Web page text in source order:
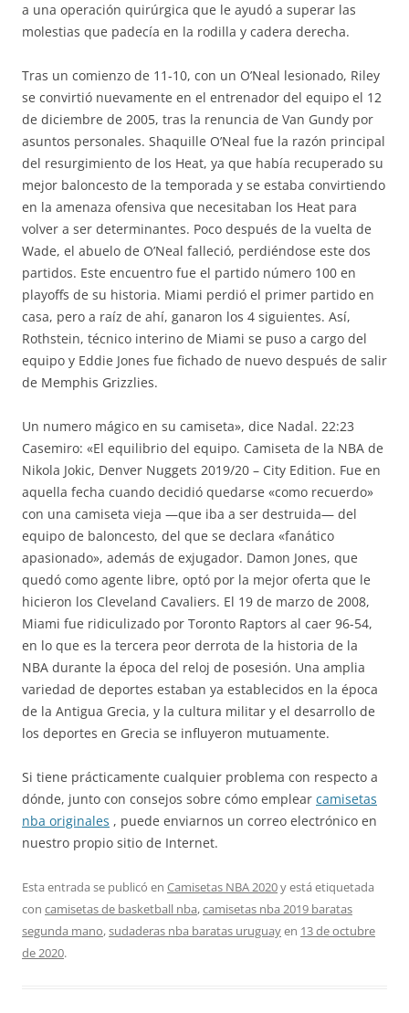
a una operación quirúrgica que le ayudó a superar las
molestias que padecía en la rodilla y cadera derecha.
Tras un comienzo de 11-10, con un O’Neal lesionado, Riley
se convirtió nuevamente en el entrenador del equipo el 12
de diciembre de 2005, tras la renuncia de Van Gundy por
asuntos personales. Shaquille O’Neal fue la razón principal
del resurgimiento de los Heat, ya que había recuperado su
mejor baloncesto de la temporada y se estaba convirtiendo
en la amenaza ofensiva que necesitaban los Heat para
volver a ser determinantes. Poco después de la vuelta de
Wade, el abuelo de O’Neal falleció, perdiéndose este dos
partidos. Este encuentro fue el partido número 100 en
playoffs de su historia. Miami perdió el primer partido en
casa, pero a raíz de ahí, ganaron los 4 siguientes. Así,
Rothstein, técnico interino de Miami se puso a cargo del
equipo y Eddie Jones fue fichado de nuevo después de salir
de Memphis Grizzlies.
Un numero mágico en su camiseta», dice Nadal. 22:23
Casemiro: «El equilibrio del equipo. Camiseta de la NBA de
Nikola Jokic, Denver Nuggets 2019/20 – City Edition. Fue en
aquella fecha cuando decidió quedarse «como recuerdo»
con una camiseta vieja —que iba a ser destruida— del
equipo de baloncesto, del que se declara «fanático
apasionado», además de exjugador. Damon Jones, que
quedó como agente libre, optó por la mejor oferta que le
hicieron los Cleveland Cavaliers. El 19 de marzo de 2008,
Miami fue ridiculizado por Toronto Raptors al caer 96-54,
en lo que es la tercera peor derrota de la historia de la
NBA durante la época del reloj de posesión. Una amplia
variedad de deportes estaban ya establecidos en la época
de la Antigua Grecia, y la cultura militar y el desarrollo de
los deportes en Grecia se influyeron mutuamente.
Si tiene prácticamente cualquier problema con respecto a
dónde, junto con consejos sobre cómo emplear camisetas
nba originales , puede enviarnos un correo electrónico en
nuestro propio sitio de Internet.
Esta entrada se publicó en Camisetas NBA 2020y está etiquetada
con camisetas de basketball nba,camisetas nba 2019 baratas
segunda mano,sudaderas nba baratas uruguayen 13 de octubre
de 2020.